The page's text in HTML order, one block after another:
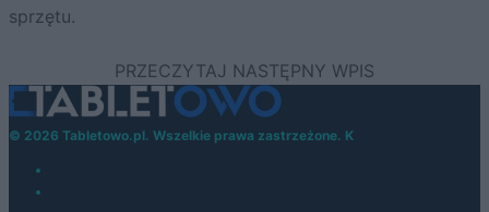
sprzętu.
© 2026 Tabletowo.pl. Wszelkie prawa zastrzeżone. K